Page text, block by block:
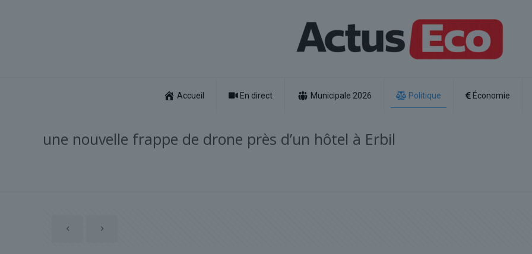
Accueil En direct Municipale 2026 Politique Économie
une nouvelle frappe de drone près d’un hôtel à Erbil